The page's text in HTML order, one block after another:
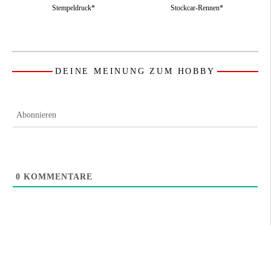
Stempeldruck* Stockcar-Rennen*
DEINE MEINUNG ZUM HOBBY
Abonnieren
0 KOMMENTARE